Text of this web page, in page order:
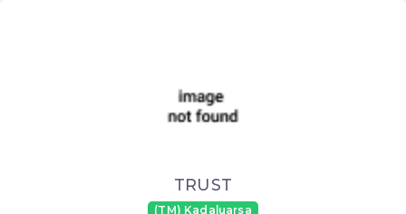
TRUST
(TM) Kadaluarsa